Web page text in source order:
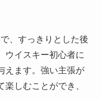
、すっきりとした後
ウイスキー初心者に
えます。強い主張が
しむことができ、